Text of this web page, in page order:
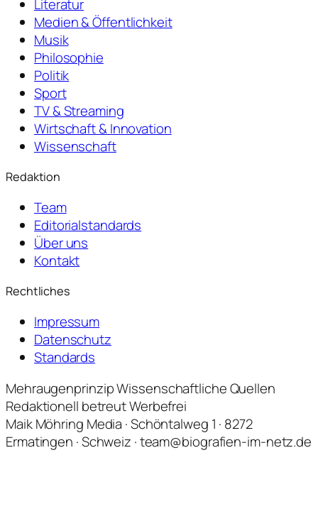
Literatur
Medien & Öffentlichkeit
Musik
Philosophie
Politik
Sport
TV & Streaming
Wirtschaft & Innovation
Wissenschaft
Redaktion
Team
Editorialstandards
Über uns
Kontakt
Rechtliches
Impressum
Datenschutz
Standards
MehraugenprinzipWissenschaftliche Quellen
Redaktionell betreutWerbefrei
Maik Möhring Media · Schöntalweg 1 · 8272
Ermatingen · Schweiz · team@biografien-im-netz.de